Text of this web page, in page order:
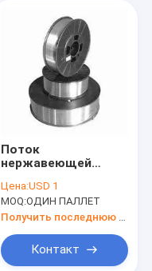
Поток
нержавеющей
сердцевина из газа
СО2 провода
заварки 15kg
защищал 1.2mm
1.6mm
Цена:USD 1
MOQ:ОДИН ПАЛЛЕТ
Контакт